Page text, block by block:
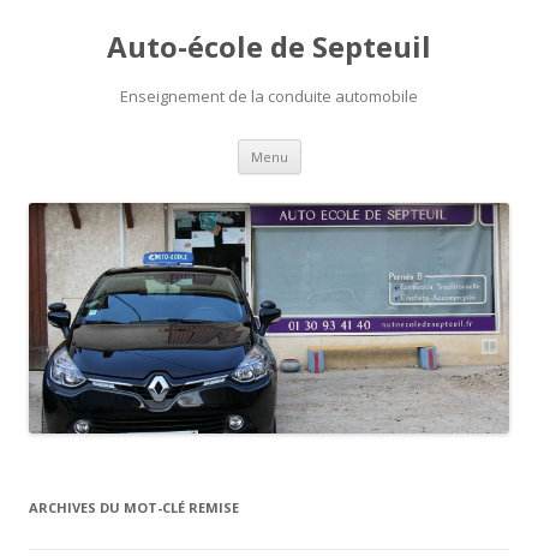
Auto-école de Septeuil
Enseignement de la conduite automobile
Menu Aller
contenu
principal
ARCHIVES DU MOT-CLÉ REMISE